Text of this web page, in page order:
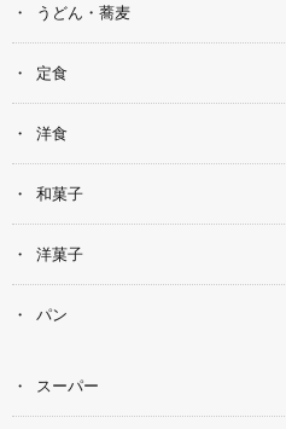
うどん・蕎麦
定食
洋食
和菓子
洋菓子
パン
スーパー